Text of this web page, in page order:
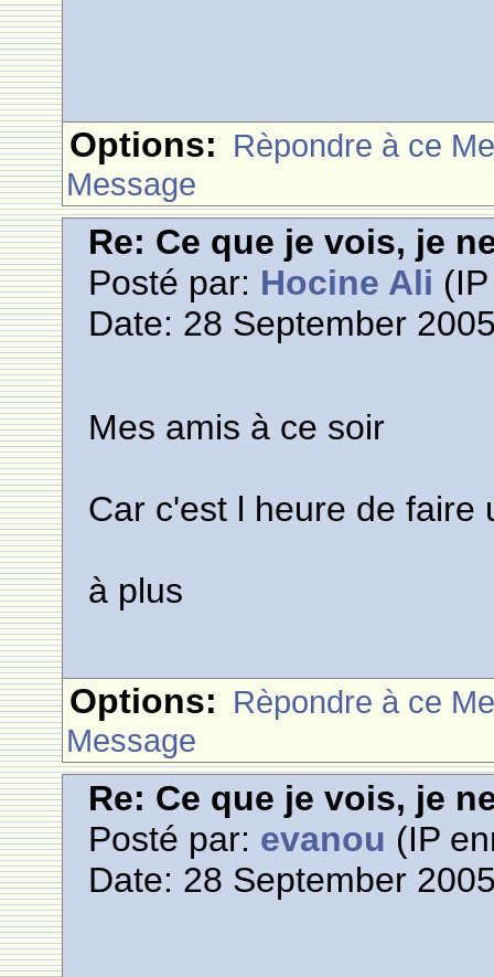
Options: Rèpondre à ce
Message
Re: Ce que je vois, je
Posté par: Hocine Ali
Date: 28 September
Mes amis à ce soir
Car c'est l heure de faire
à plus
Options: Rèpondre à ce
Message
Re: Ce que je vois, je
Posté par: evanou (IP
Date: 28 September